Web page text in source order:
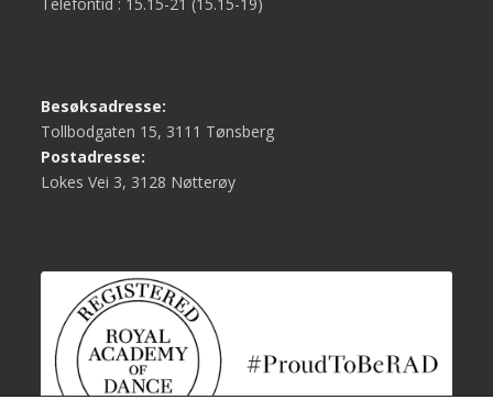
Besøksadresse:
Tollbodgaten 15, 3111 Tønsberg
Postadresse:
Lokes Vei 3, 3128 Nøtterøy